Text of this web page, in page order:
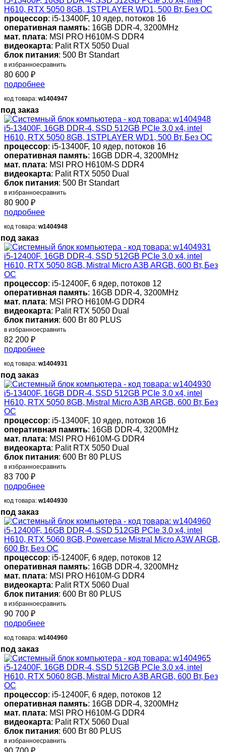
H610, RTX 5050 8GB, 1STPLAYER WD1, 500 Вт, Без ОС
процессор: i5-13400F, 10 ядер, потоков 16
оперативная память: 16GB DDR-4, 3200MHz
мат. плата: MSI PRO H610M-S DDR4
видеокарта: Palit RTX 5050 Dual
блок питания: 500 Вт Standart
в избранноесравнить
80 600 ₽
подробнее
код товара: w1404947
под заказ
i5-13400F, 16GB DDR-4, SSD 512GB PCIe 3.0 x4, intel
H610, RTX 5050 8GB, 1STPLAYER WD1, 500 Вт, Без ОС
процессор: i5-13400F, 10 ядер, потоков 16
оперативная память: 16GB DDR-4, 3200MHz
мат. плата: MSI PRO H610M-S DDR4
видеокарта: Palit RTX 5050 Dual
блок питания: 500 Вт Standart
в избранноесравнить
80 900 ₽
подробнее
код товара: w1404948
под заказ
i5-12400F, 16GB DDR-4, SSD 512GB PCIe 3.0 x4, intel
H610, RTX 5050 8GB, Mistral Micro A3B ARGB, 600 Вт, Без
ОС
процессор: i5-12400F, 6 ядер, потоков 12
оперативная память: 16GB DDR-4, 3200MHz
мат. плата: MSI PRO H610M-G DDR4
видеокарта: Palit RTX 5050 Dual
блок питания: 600 Вт 80 PLUS
в избранноесравнить
82 200 ₽
подробнее
код товара: w1404931
под заказ
i5-13400F, 16GB DDR-4, SSD 512GB PCIe 3.0 x4, intel
H610, RTX 5050 8GB, Mistral Micro A3B ARGB, 600 Вт, Без
ОС
процессор: i5-13400F, 10 ядер, потоков 16
оперативная память: 16GB DDR-4, 3200MHz
мат. плата: MSI PRO H610M-G DDR4
видеокарта: Palit RTX 5050 Dual
блок питания: 600 Вт 80 PLUS
в избранноесравнить
83 700 ₽
подробнее
код товара: w1404930
под заказ
i5-12400F, 16GB DDR-4, SSD 512GB PCIe 3.0 x4, intel
H610, RTX 5060 8GB, Powercase Mistral Micro A3W ARGB,
600 Вт, Без ОС
процессор: i5-12400F, 6 ядер, потоков 12
оперативная память: 16GB DDR-4, 3200MHz
мат. плата: MSI PRO H610M-G DDR4
видеокарта: Palit RTX 5060 Dual
блок питания: 600 Вт 80 PLUS
в избранноесравнить
90 700 ₽
подробнее
код товара: w1404960
под заказ
i5-12400F, 16GB DDR-4, SSD 512GB PCIe 3.0 x4, intel
H610, RTX 5060 8GB, Mistral Micro A3B ARGB, 600 Вт, Без
ОС
процессор: i5-12400F, 6 ядер, потоков 12
оперативная память: 16GB DDR-4, 3200MHz
мат. плата: MSI PRO H610M-G DDR4
видеокарта: Palit RTX 5060 Dual
блок питания: 600 Вт 80 PLUS
в избранноесравнить